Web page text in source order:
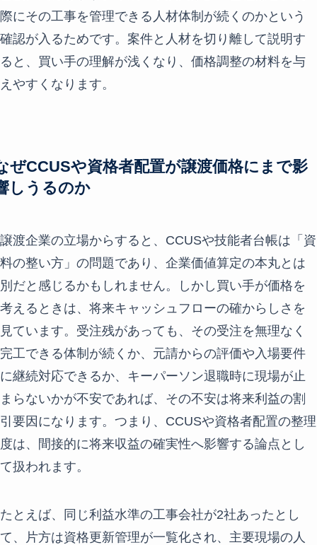
際にその工事を管理できる人材体制が続くのかという
確認が入るためです。案件と人材を切り離して説明す
ると、買い手の理解が浅くなり、価格調整の材料を与
えやすくなります。
ぜCCUSや資格者配置が譲渡価格にまで影
しうるのか
譲渡企業の立場からすると、CCUSや技能者台帳は「資
料の整い方」の問題であり、企業価値算定の本丸とは
別だと感じるかもしれません。しかし買い手が価格を
考えるときは、将来キャッシュフローの確からしさを
見ています。受注残があっても、その受注を無理なく
完工できる体制が続くか、元請からの評価や入場要件
に継続対応できるか、キーパーソン退職時に現場が止
まらないかが不安であれば、その不安は将来利益の割
引要因になります。つまり、CCUSや資格者配置の整理
度は、間接的に将来収益の確実性へ影響する論点とし
て扱われます。
たとえば、同じ利益水準の工事会社が2社あったとし
て、片方は資格更新管理が一覧化され、主要現場の人